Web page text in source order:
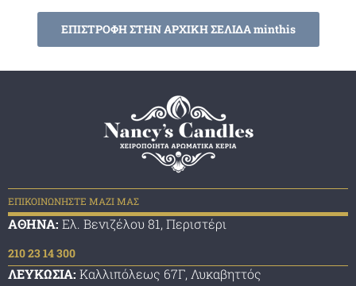
ΕΠΙΣΤΡΟΦΗ ΣΤΗΝ ΑΡΧΙΚΗ ΣΕΛΙΔΑ minthis
ΕΠΙΚΟΙΝΩΝΗΣΤΕ ΜΑΖΙ ΜΑΣ
ΑΘΗΝΑ: Ελ. Βενιζέλου 81, Περιστέρι
210 23 14 300
ΛΕΥΚΩΣΙΑ: Καλλιπόλεως 67Γ, Λυκαβηττός